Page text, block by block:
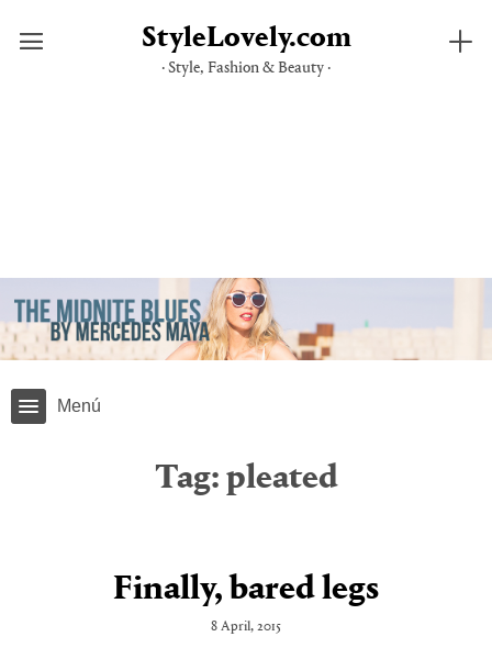
StyleLovely.com
· Style, Fashion & Beauty ·
Menú
Tag: pleated
Finally, bared legs
8 April, 2015